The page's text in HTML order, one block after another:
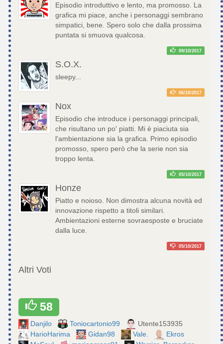
Episodio introduttivo e lento, ma promosso. La
grafica mi piace, anche i personaggi sembrano
simpatici, bene. Spero solo che dalla prossima
puntata si smuova qualcosa.
09/10/2017
S.O.X.
sleepy...
06/10/2017
Nox
Episodio che introduce i personaggi principali,
che risultano un po' piatti. Mi è piaciuta sia
l'ambientazione sia la grafica. Primo episodio
promosso, spero però che la serie non sia
troppo lenta.
05/10/2017
Honze
Piatto e noioso. Non dimostra alcuna novità ed
innovazione rispetto a titoli similari.
Ambientazioni esterne sovraesposte e bruciate
dalla luce.
05/10/2017
Altri Voti
58
Danjilo Toniocartonio99
Utente153935
HarioHarima
Gidan98 Vale.
Ekros